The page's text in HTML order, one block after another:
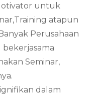
untuk
atapun
Perusahaan
Seminar,
dalam